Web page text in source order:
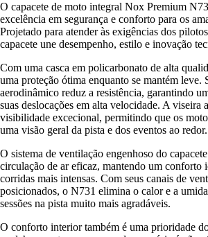
O capacete de moto integral Nox Premium
excelência em segurança e conforto para os
Projetado para atender às exigências dos
capacete une desempenho, estilo e inovação
Com uma casca em policarbonato de alta
uma proteção ótima enquanto se mantém leve.
aerodinâmico reduz a resistência, garantindo
suas deslocações em alta velocidade. A viseira
visibilidade excecional, permitindo que os
uma visão geral da pista e dos eventos ao redor.
O sistema de ventilação engenhoso do
circulação de ar eficaz, mantendo um conforto
corridas mais intensas. Com seus canais de
posicionados, o N731 elimina o calor e a
sessões na pista muito mais agradáveis.
O conforto interior também é uma prioridade